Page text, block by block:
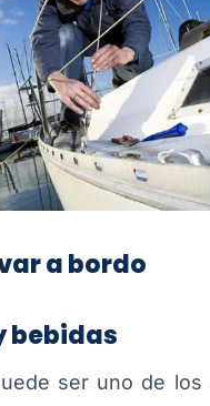
a bordo
bebidas
ser uno de los